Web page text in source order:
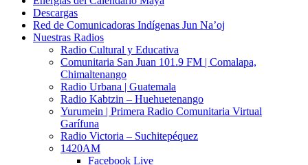
Descargas
Red de Comunicadoras Indígenas Jun Na’oj
Nuestras Radios
Radio Cultural y Educativa
Comunitaria San Juan 101.9 FM | Comalapa,
Chimaltenango
Radio Urbana | Guatemala
Radio Kabtzin – Huehuetenango
Yurumein | Primera Radio Comunitaria Virtual
Garífuna
Radio Victoria – Suchitepéquez
1420AM
Facebook Live